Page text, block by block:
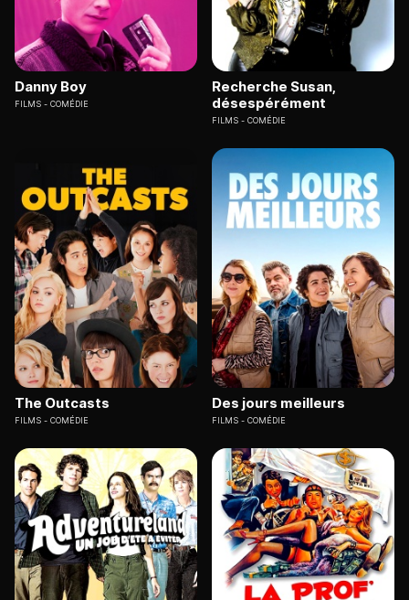
Danny Boy
FILMS COMÉDIE
Recherche Susan,
désespérément
FILMS COMÉDIE
The Outcasts
FILMS COMÉDIE
Des jours meilleurs
FILMS COMÉDIE